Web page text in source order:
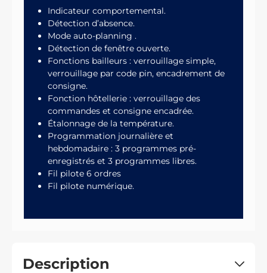
Indicateur comportemental.
Détection d’absence.
Mode auto-planning .
Détection de fenêtre ouverte.
Fonctions bailleurs : verrouillage simple,
verrouillage par code pin, encadrement de
consigne.
Fonction hôtellerie : verrouillage des
commandes et consigne encadrée.
Étalonnage de la température.
Programmation journalière et
hebdomadaire : 3 programmes pré-
enregistrés et 3 programmes libres.
Fil pilote 6 ordres
Fil pilote numérique.
Description